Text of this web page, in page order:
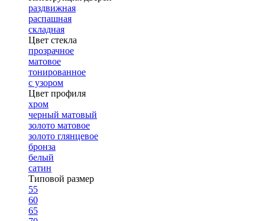
раздвижная
распашная
складная
Цвет стекла
прозрачное
матовое
тонированное
с узором
Цвет профиля
хром
черный матовый
золото матовое
золото глянцевое
бронза
белый
сатин
Типовой размер
55
60
65